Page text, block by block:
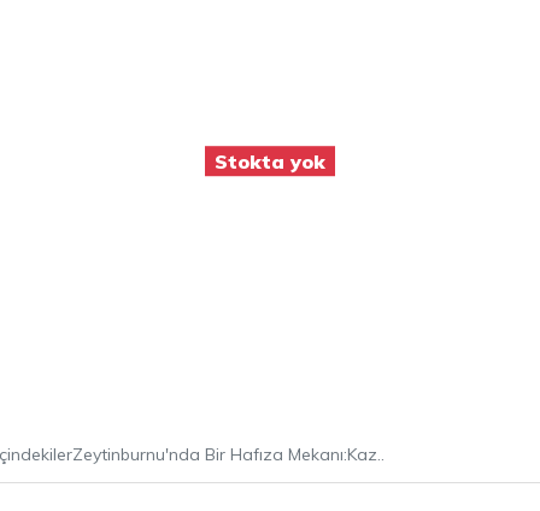
Zekiye Nihan Kırçıl
Alparslan
Stokta yok
Bir Hafıza Mekanı:Kaz..